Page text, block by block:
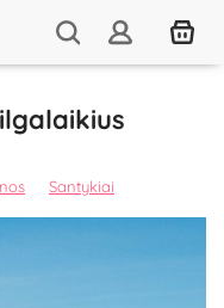
Santykiai